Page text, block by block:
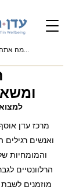
מרכז עדן
ואנשים רגילים
והמומחיות
הרלוונטיים
מוזמנים לשבת